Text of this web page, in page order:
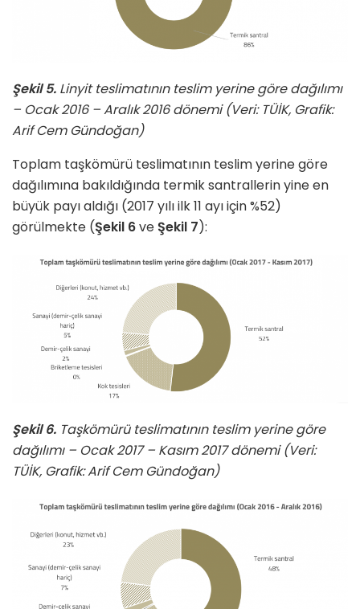
Şekil 5. Linyit teslimatının teslim yerine göre dağılımı
– Ocak 2016 – Aralık 2016 dönemi (Veri: TÜİK, Grafik:
Arif Cem Gündoğan)
Toplam taşkömürü teslimatının teslim yerine göre
dağılımına bakıldığında termik santrallerin yine en
büyük payı aldığı (2017 yılı ilk 11 ayı için %52)
görülmekte (Şekil 6ve Şekil 7):
Şekil 6. Taşkömürü teslimatının teslim yerine göre
dağılımı – Ocak 2017 – Kasım 2017 dönemi (Veri:
TÜİK, Grafik: Arif Cem Gündoğan)